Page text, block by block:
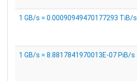
1 GB/s = 0.00090949470177293 TiB/s
1 GB/s = 8.8817841970013E-07 PiB/s